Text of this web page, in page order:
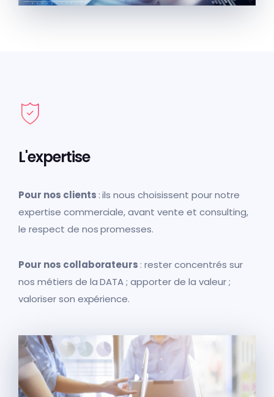
L'expertise
Pour nos clients : ils nous choisissent pour notre
expertise commerciale, avant vente et consulting,
le respect de nos promesses.
Pour nos collaborateurs : rester concentrés sur
nos métiers de la DATA ; apporter de la valeur ;
valoriser son expérience.